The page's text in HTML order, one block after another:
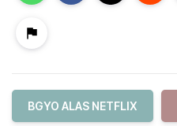
BGYO ALAS NETFLIX